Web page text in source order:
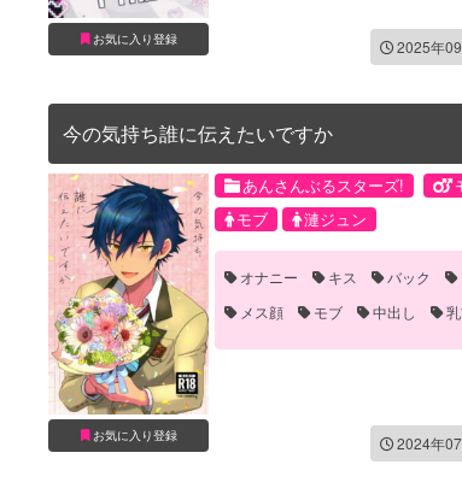
お気に入り登録 2025年
今の気持ち誰に伝えたいですか
お気に入り登録
あんさんぶるスターズ!
モブ
漣ジュン
オナニー キス バック
メス顔
モブ 中出し
学校
我慢 手コキ 手
2024年